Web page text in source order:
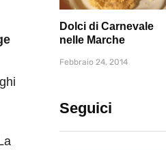
Dolci di Carnevale
nelle Marche
Febbraio 24, 2014
Seguici